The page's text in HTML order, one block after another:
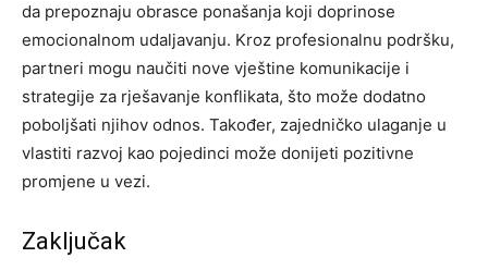
da prepoznaju obrasce ponašanja koji doprinose
emocionalnom udaljavanju. Kroz profesionalnu podršku,
partneri mogu naučiti nove vještine komunikacije i
strategije za rješavanje konflikata, što može dodatno
poboljšati njihov odnos. Također, zajedničko ulaganje u
vlastiti razvoj kao pojedinci može donijeti pozitivne
promjene u vezi.
Zaključak